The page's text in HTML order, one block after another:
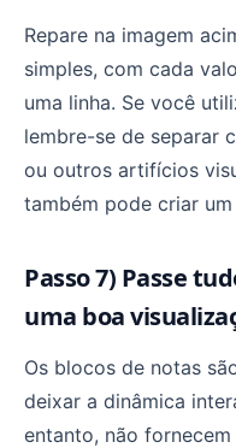
Repare na imagem
simples, com cada
uma linha. Se você
lembre-se de separar
ou outros artifícios
também pode criar
Passo 7) Passe
uma boa
Os blocos de notas
deixar a dinâmica
entanto, não